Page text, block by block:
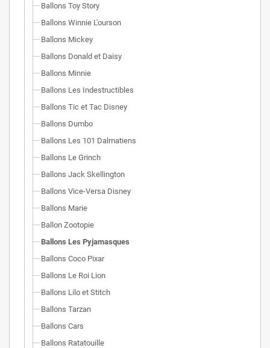
Ballons Toy Story
Ballons Winnie L'ourson
Ballons Mickey
Ballons Donald et Daisy
Ballons Minnie
Ballons Les Indestructibles
Ballons Tic et Tac Disney
Ballons Dumbo
Ballons Les 101 Dalmatiens
Ballons Le Grinch
Ballons Jack Skellington
Ballons Vice-Versa Disney
Ballons Marie
Ballon Zootopie
Ballons Les Pyjamasques
Ballons Coco Pixar
Ballons Le Roi Lion
Ballons Lilo et Stitch
Ballons Tarzan
Ballons Cars
Ballons Ratatouille